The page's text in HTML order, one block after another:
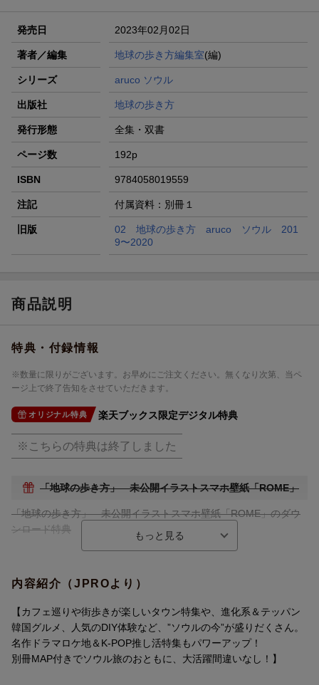
発売日 2023年02月02日
著者／編集 地球の歩き方編集室(編)
シリーズ aruco ソウル
出版社 地球の歩き方
発行形態 全集・双書
ページ数 192p
ISBN 9784058019559
注記 付属資料：別冊１
旧版
02 地球の歩き方 aruco ソウル 201
9〜2020
商品説明
特典・付録情報
※数量に限りがございます。お早めにご注文ください。無くなり次第、当ペ
ージ上で終了告知をさせていただきます。
オリジナル特典 楽天ブックス限定デジタル特典
※こちらの特典は終了しました
「地球の歩き方」 未公開イラストスマホ壁紙「ROME」
「地球の歩き方」 未公開イラストスマホ壁紙「ROME」のダウ
ンロード特典
2023年12月26日（火）11：59までにご購入いただいたお客様に
特典を配信致します。
■特典対象
対象期間中に楽天ブックスにてご購入(ご注文完了)された方
内容紹介（JPROより）
【カフェ巡りや街歩きが楽しいタウン特集や、進化系＆テッパン
韓国グルメ、人気のDIY体験など、”ソウルの今”が盛りだくさん。
名作ドラマロケ地＆K-POP推し活特集もパワーアップ！
別冊MAP付きでソウル旅のおともに、大活躍間違いなし！】